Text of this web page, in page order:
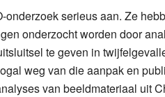
onderzoek serieus aan. Ze
onderzocht worden door
te geven in
weg van die aanpak en
van beeldmateriaal uit